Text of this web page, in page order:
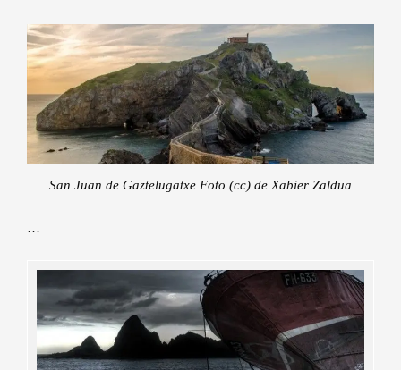
San Juan de Gaztelugatxe Foto (cc) de Xabier Zaldua
…